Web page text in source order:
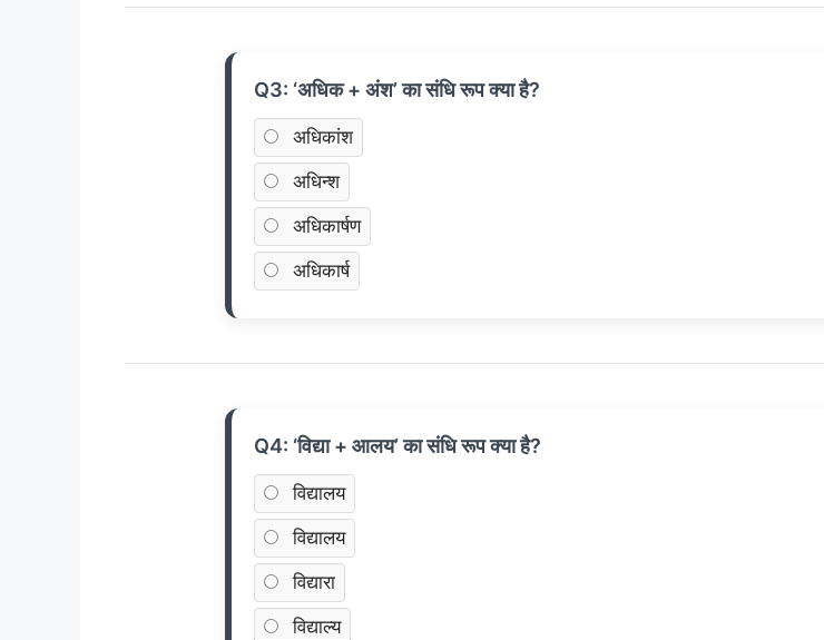
Q3: ‘अधिक + अंश’ का संधि रूप क्या है?
अधिकांश
अधिन्श
अधिकार्षण
अधिकार्ष
Q4: ‘विद्या + आलय’ का संधि रूप क्या है?
विद्यालय
विद्यालय
विद्यारा
विद्याल्य